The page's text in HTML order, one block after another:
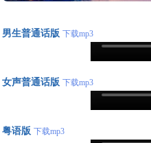
男生普通话版 下载mp3
女声普通话版 下载mp3
粤语版 下载mp3